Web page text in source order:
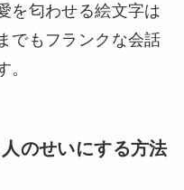
を匂わせる絵文字は
でもフランクな会話
。
のせいにする方法